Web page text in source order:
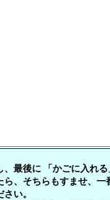
最後に 「かごに入れ
、そちらもすませ、一
い。